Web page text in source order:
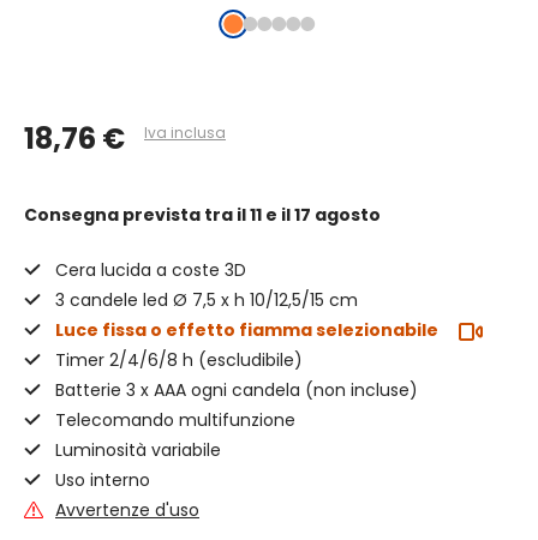
18,76 € Iva inclusa
Consegna prevista tra il 11 e il 17 agosto
Cera lucida a coste 3D
3 candele led Ø 7,5 x h 10/12,5/15 cm
Luce fissa o effetto fiamma selezionabile
Timer 2/4/6/8 h (escludibile)
Batterie 3 x AAA ogni candela (non incluse)
Telecomando multifunzione
Luminosità variabile
Uso interno
Avvertenze d'uso